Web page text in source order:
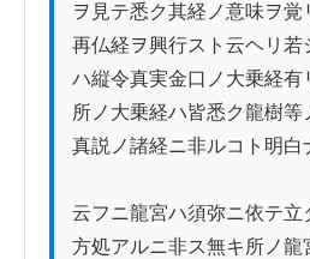
ヲ見テ悉ク其経ノ意味ヲ覚
再仏経ヲ興行スト云ヘリ若
ハ縦令真実金口ノ大乗経有
所ノ大乗経ハ皆悉ク龍樹
真説ノ諸経ニ非ルコト明白
云フニ龍宮ハ須弥ニ依テ立
方処アルニ非ス無キ所ノ龍